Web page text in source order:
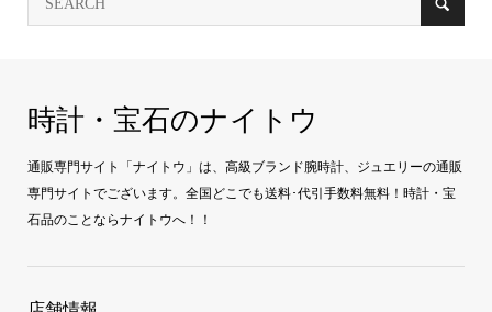
時計・宝石のナイトウ
通販専門サイト「ナイトウ」は、高級ブランド腕時計、ジュエリーの通販
専門サイトでございます。全国どこでも送料･代引手数料無料！時計・宝
石品のことならナイトウへ！！